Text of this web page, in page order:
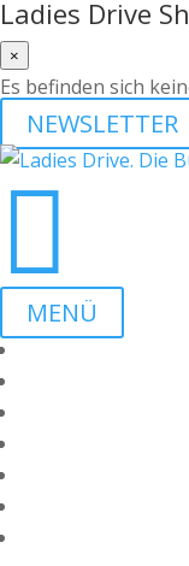
Ladies Drive
×
Es befinden sich
NEWSLETTER

MENÜ